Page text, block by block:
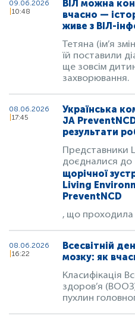
09.06.2026
10:48
ВІЛ можна
вчасно —
живе з ВІЛ-
Тетяна (ім’я
їй поставили
ще зовсім
захворювання.
08.06.2026
17:45
Українська
JA
результати
Представники
доєдналися до
щорічної
Living
PreventNCD
, що проходила
08.06.2026
16:22
Всесвітній
мозку: як
Класифікація
здоров’я
пухлин